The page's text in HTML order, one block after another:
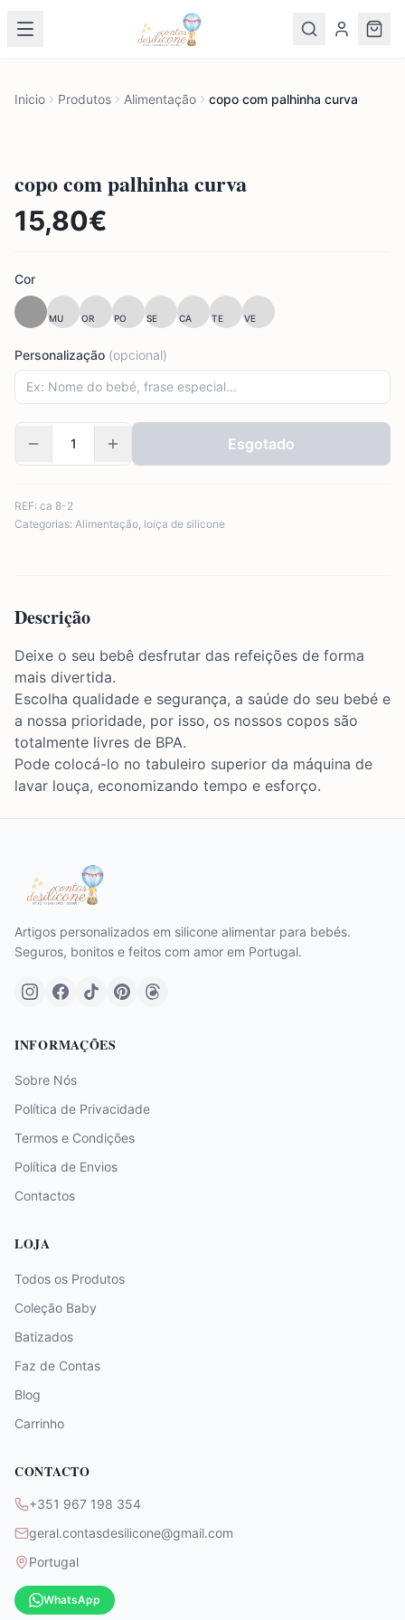
Inicio Produtos Alimentação copo com palhinha curva
copo com palhinha curva
15,80€
Cor
MU OR PO SE CA TE VE
Personalização (opcional)
Esgotado
REF: ca 8-2
Categorias: Alimentação, loiça de silicone
Descrição
Deixe o seu bebê desfrutar das refeições de forma
mais divertida.
Escolha qualidade e segurança, a saúde do seu bebé e
a nossa prioridade, por isso, os nossos copos são
totalmente livres de BPA.
Pode colocá-lo no tabuleiro superior da máquina de
lavar louça, economizando tempo e esforço.
Artigos personalizados em silicone alimentar para bebés.
Seguros, bonitos e feitos com amor em Portugal.
INFORMAÇÕES
Sobre Nós
Política de Privacidade
Termos e Condições
Política de Envios
Contactos
LOJA
Todos os Produtos
Coleção Baby
Batizados
Faz de Contas
Blog
Carrinho
CONTACTO
+351 967 198 354
geral.contasdesilicone@gmail.com
Portugal
WhatsApp